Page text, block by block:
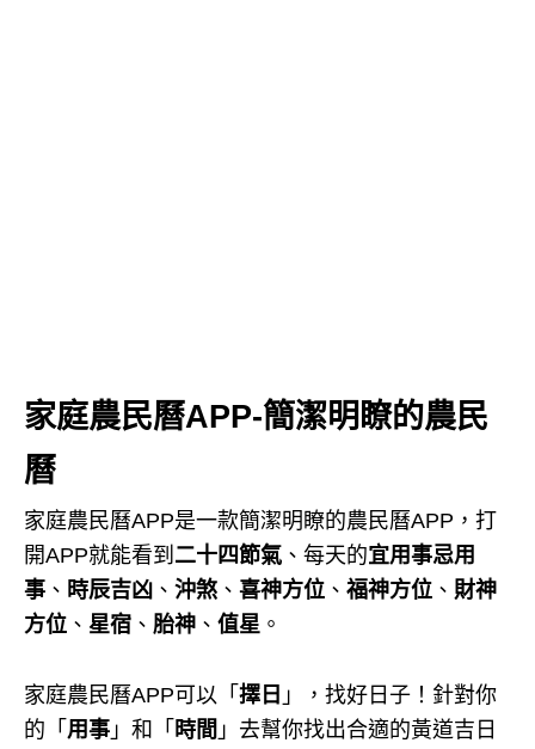
家庭農民曆APP-簡潔明瞭的農民
曆
家庭農民曆APP是一款簡潔明瞭的農民曆APP，打
開APP就能看到 二十四節氣 、每天的宜用事忌用
事 、 時辰吉凶 、 沖煞 、 喜神方位 、 福神方位 、 財神
方位 、 星宿 、 胎神 、 值星 。
家庭農民曆APP可以「 擇日 」，找好日子！針對你
的「 用事 」和「 時間 」去幫你找出合適的黃道吉日